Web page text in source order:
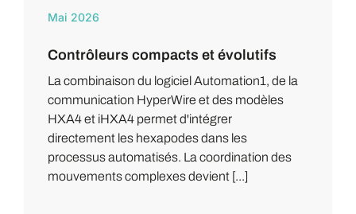
Mai 2026
Contrôleurs compacts et évolutifs
La combinaison du logiciel Automation1, de la
communication HyperWire et des modèles
HXA4 et iHXA4 permet d'intégrer
directement les hexapodes dans les
processus automatisés. La coordination des
mouvements complexes devient [...]